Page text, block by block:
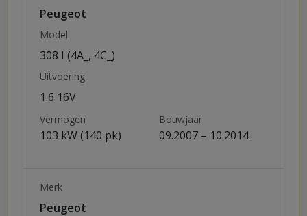
Peugeot
Model
308 I (4A_, 4C_)
Uitvoering
1.6 16V
Vermogen
103 kW (140 pk)
Bouwjaar
09.2007 – 10.2014
Merk
Peugeot